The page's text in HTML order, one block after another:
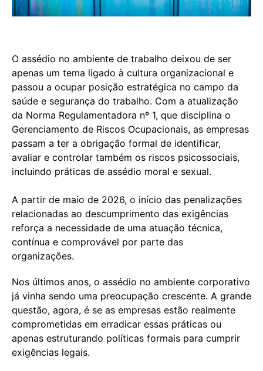
O assédio no ambiente de trabalho deixou de ser
apenas um tema ligado à cultura organizacional e
passou a ocupar posição estratégica no campo da
saúde e segurança do trabalho. Com a atualização
da Norma Regulamentadora nº 1, que disciplina o
Gerenciamento de Riscos Ocupacionais, as empresas
passam a ter a obrigação formal de identificar,
avaliar e controlar também os riscos psicossociais,
incluindo práticas de assédio moral e sexual.
A partir de maio de 2026, o início das penalizações
relacionadas ao descumprimento das exigências
reforça a necessidade de uma atuação técnica,
contínua e comprovável por parte das
organizações.
Nos últimos anos, o assédio no ambiente corporativo
já vinha sendo uma preocupação crescente. A grande
questão, agora, é se as empresas estão realmente
comprometidas em erradicar essas práticas ou
apenas estruturando políticas formais para cumprir
exigências legais.